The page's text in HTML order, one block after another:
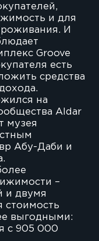
и для
И
Groove
есть
средства
на
Aldar
музея
Абу-Даби и
–
и двумя
стоимость
выгодными:
с 905 000